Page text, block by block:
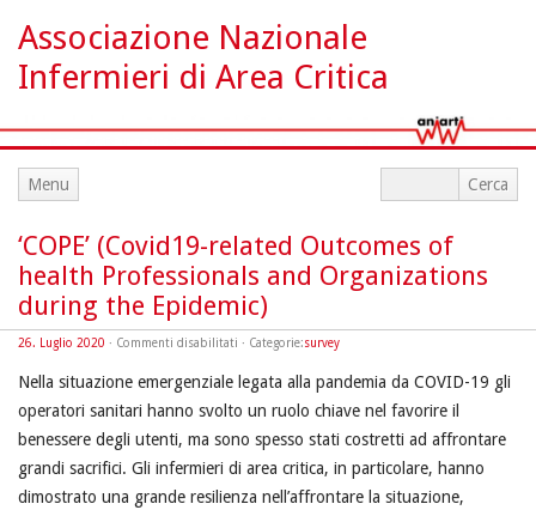
Associazione Nazionale
Infermieri di Area Critica
Menu
‘COPE’ (Covid19-related Outcomes of
health Professionals and Organizations
during the Epidemic)
26. Luglio 2020 · Commenti disabilitati su
related
Outcomes
of
health
Professionals
and
Organizations
during
Epidemic)
· Categorie:survey
Nella situazione emergenziale legata alla pandemia da COVID-19 gli
operatori sanitari hanno svolto un ruolo chiave nel favorire il
benessere degli utenti, ma sono spesso stati costretti ad affrontare
grandi sacrifici. Gli infermieri di area critica, in particolare, hanno
dimostrato una grande resilienza nell’affrontare la situazione,